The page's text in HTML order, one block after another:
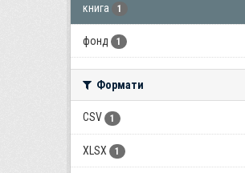
книга 1
фонд 1
Формати
CSV 1
XLSX 1